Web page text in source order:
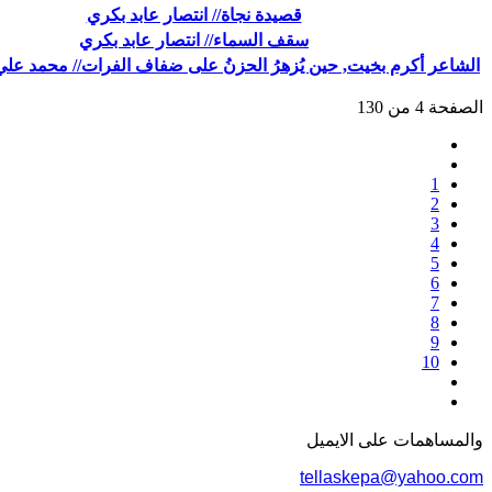
قصيدة نجاة// انتصار عابد بكري
سقف السماء// انتصار عابد بكري
الشاعر أكرم بخيت, حين يُزهرُ الحزنُ على ضفاف الفرات// محمد
الصفحة 4 من 130
1
2
3
4
5
6
7
8
9
10
والمساهمات علی الایمیل
tellaskepa@yahoo.com